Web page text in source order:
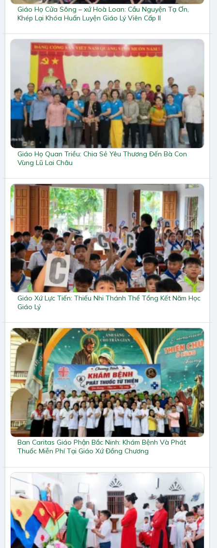
Giáo Họ Cửa Sông – xứ Hoà Loan: Cầu Nguyện Tạ Ơn,
Khép Lại Khóa Huấn Luyện Giáo Lý Viên Cấp II
Giáo Họ Quan Triều: Chia Sẻ Yêu Thương Đến Bà Con
Vùng Lũ Lai Châu
Giáo Xứ Lực Tiến: Thiếu Nhi Thánh Thể Tổng Kết Năm Học
Giáo Lý
Ban Caritas Giáo Phận Bắc Ninh: Khám Bệnh Và Phát
Thuốc Miễn Phí Tại Giáo Xứ Đồng Chương